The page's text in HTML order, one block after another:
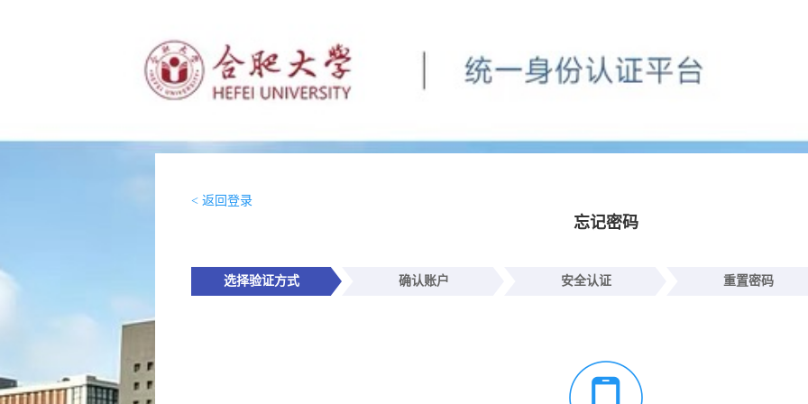
< 返回登录
忘记密码
选择验证方式 确认账户 安全认证 重置密码